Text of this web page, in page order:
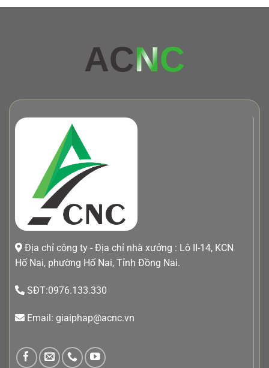
ACNC
Địa chỉ công ty - Địa chỉ nhà xưởng : Lô II-14, KCN
Hố Nai, phường Hố Nai, Tỉnh Đồng Nai.
SĐT:0976.133.330
Email: giaiphap@acnc.vn